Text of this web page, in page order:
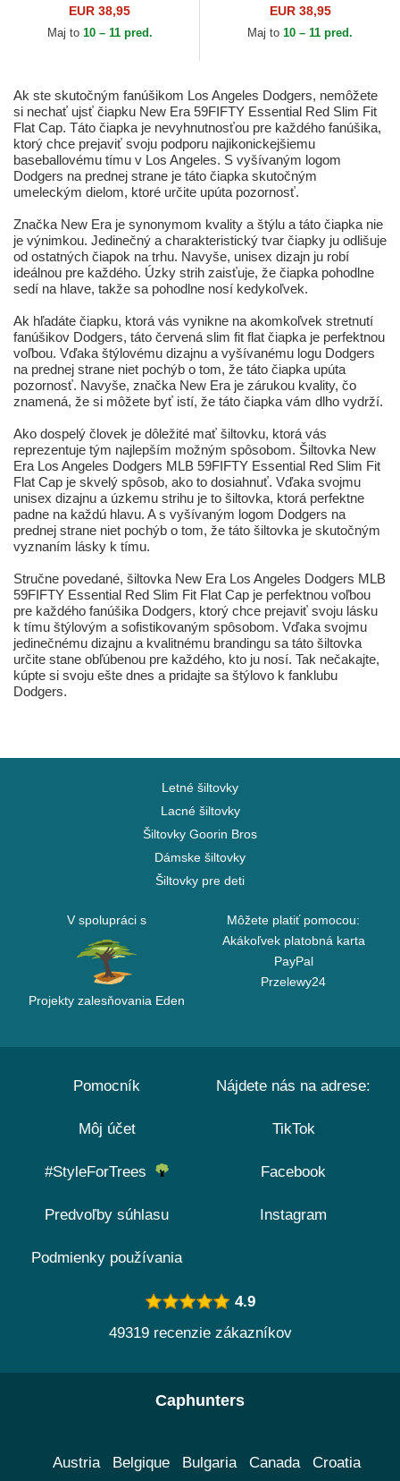
Angeles Dodgers MLB New
EUR 38,95
Maj to 10 – 11 pred.
Essential Los Angeles
Dodgers MLB New Era
EUR 38,95
Maj to 10 – 11 pred.
Ak ste skutočným fanúšikom Los Angeles Dodgers, nemôžete
si nechať ujsť čiapku New Era 59FIFTY Essential Red Slim Fit
Flat Cap. Táto čiapka je nevyhnutnosťou pre každého fanúšika,
ktorý chce prejaviť svoju podporu najikonickejšiemu
baseballovému tímu v Los Angeles. S vyšívaným logom
Dodgers na prednej strane je táto čiapka skutočným
umeleckým dielom, ktoré určite upúta pozornosť.
Značka New Era je synonymom kvality a štýlu a táto čiapka nie
je výnimkou. Jedinečný a charakteristický tvar čiapky ju odlišuje
od ostatných čiapok na trhu. Navyše, unisex dizajn ju robí
ideálnou pre každého. Úzky strih zaisťuje, že čiapka pohodlne
sedí na hlave, takže sa pohodlne nosí kedykoľvek.
Ak hľadáte čiapku, ktorá vás vynikne na akomkoľvek stretnutí
fanúšikov Dodgers, táto červená slim fit flat čiapka je perfektnou
voľbou. Vďaka štýlovému dizajnu a vyšívanému logu Dodgers
na prednej strane niet pochýb o tom, že táto čiapka upúta
pozornosť. Navyše, značka New Era je zárukou kvality, čo
znamená, že si môžete byť istí, že táto čiapka vám dlho vydrží.
Ako dospelý človek je dôležité mať šiltovku, ktorá vás
reprezentuje tým najlepším možným spôsobom. Šiltovka New
Era Los Angeles Dodgers MLB 59FIFTY Essential Red Slim Fit
Flat Cap je skvelý spôsob, ako to dosiahnuť. Vďaka svojmu
unisex dizajnu a úzkemu strihu je to šiltovka, ktorá perfektne
padne na každú hlavu. A s vyšívaným logom Dodgers na
prednej strane niet pochýb o tom, že táto šiltovka je skutočným
vyznaním lásky k tímu.
Stručne povedané, šiltovka New Era Los Angeles Dodgers MLB
59FIFTY Essential Red Slim Fit Flat Cap je perfektnou voľbou
pre každého fanúšika Dodgers, ktorý chce prejaviť svoju lásku
k tímu štýlovým a sofistikovaným spôsobom. Vďaka svojmu
jedinečnému dizajnu a kvalitnému brandingu sa táto šiltovka
určite stane obľúbenou pre každého, kto ju nosí. Tak nečakajte,
kúpte si svoju ešte dnes a pridajte sa štýlovo k fanklubu
Dodgers.
Letné šiltovky
Lacné šiltovky
Šiltovky Goorin Bros
Dámske šiltovky
Šiltovky pre deti
V spolupráci s
Projekty zalesňovania Eden
Môžete platiť pomocou:
Akákoľvek platobná karta
PayPal
Przelewy24
Pomocník
Môj účet
#StyleForTrees
Predvoľby súhlasu
Podmienky používania
Nájdete nás na adrese:
TikTok
Facebook
Instagram
4.9
49319 recenzie zákazníkov
Caphunters
Austria Belgique Bulgaria Canada Croatia